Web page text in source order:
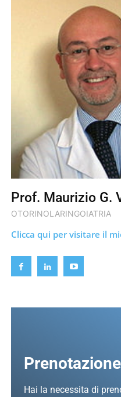
Prof. Maurizio G.
OTORINOLARINGOIATRIA
Clicca qui per visitare il
Hai la necessita di